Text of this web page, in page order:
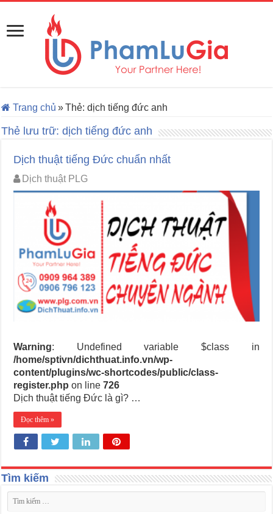
Trang chủ »Thẻ:dịch tiếng đức anh
Thẻ lưu trữ:dịch tiếng đức anh
Dịch thuật tiếng Đức chuẩn nhất
Dịch thuật PLG
Warning: Undefined variable $class in
/home/sptivn/dichthuat.info.vn/wp-
content/plugins/wc-shortcodes/public/class-
register.php on line726
Dịch thuật tiếng Đức là gì? …
Đọc thêm »
Tìm kiếm